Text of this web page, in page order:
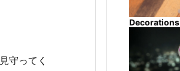
守ってく
Decorations